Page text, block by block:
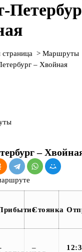
страница > Маршруты
– Хвойная
–
Стоянка
–